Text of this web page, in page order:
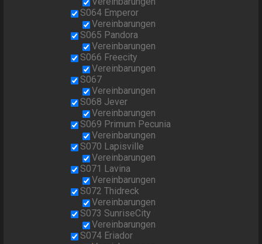
S064 Emperor
Vereinbarungen
S065 Pandora
Vereinbarungen
S066 Freecity
Vereinbarungen
S067
Vereinbarungen
S068 Jever
Vereinbarungen
S069 Primum Pecunia
Vereinbarungen
S070 Lapisville
Vereinbarungen
S071 Lavina
Vereinbarungen
S072 Thidreck
Vereinbarungen
S073 SunriseCity
Vereinbarungen
S074 Eriador